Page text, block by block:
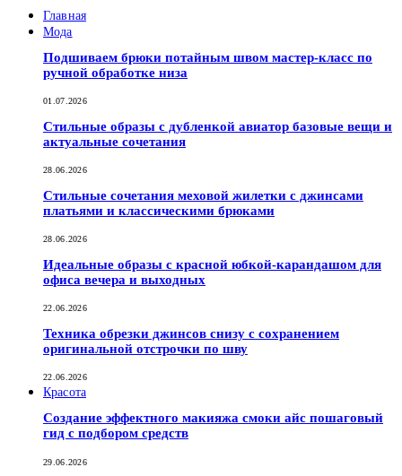
Главная
Мода
Подшиваем брюки потайным швом мастер-класс по
ручной обработке низа
01.07.2026
Стильные образы с дубленкой авиатор базовые вещи и
актуальные сочетания
28.06.2026
Стильные сочетания меховой жилетки с джинсами
платьями и классическими брюками
28.06.2026
Идеальные образы с красной юбкой-карандашом для
офиса вечера и выходных
22.06.2026
Техника обрезки джинсов снизу с сохранением
оригинальной отстрочки по шву
22.06.2026
Красота
Создание эффектного макияжа смоки айс пошаговый
гид с подбором средств
29.06.2026